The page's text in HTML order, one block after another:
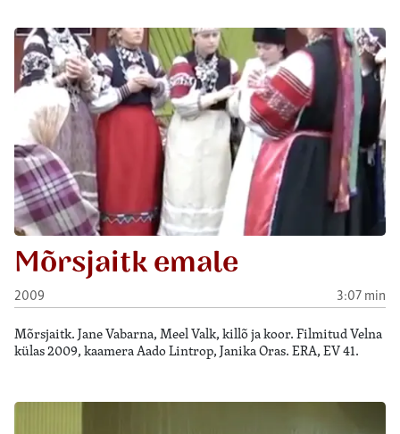
Mõrsjaitk emale
2009 3:07 min
Mõrsjaitk. Jane Vabarna, Meel Valk, killõ ja koor. Filmitud Velna
külas 2009, kaamera Aado Lintrop, Janika Oras. ERA, EV 41.